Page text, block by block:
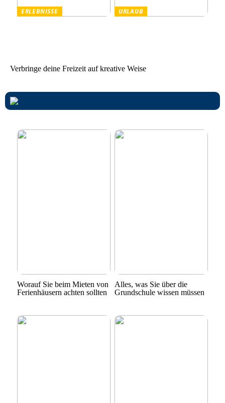
ERLEBNISSE
URLAUB
Verbringe deine Freizeit auf kreative Weise
Worauf Sie beim Mieten von
Ferienhäusern achten sollten
Alles, was Sie über die
Grundschule wissen müssen